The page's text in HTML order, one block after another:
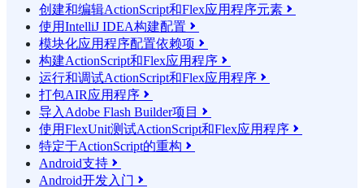
创建和编辑ActionScript和Flex应用程序元素 
使用IntelliJ IDEA构建配置 
模块化应用程序配置依赖项 
构建ActionScript和Flex应用程序 
运行和调试ActionScript和Flex应用程序 
打包AIR应用程序 
导入Adobe Flash Builder项目 
使用FlexUnit测试ActionScript和Flex应用程序 
特定于ActionScript的重构 
Android支持 
Android开发入门 